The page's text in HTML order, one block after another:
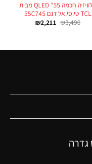
טלוויזיה חכמה 55" QLED מבית
TCL טי.סי.אל דגם 55C745
₪3,490
₪2,211